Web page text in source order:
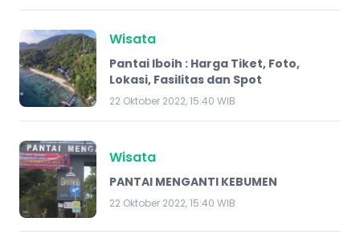
Wisata
​Pantai Iboih : Harga Tiket, Foto,
Lokasi, Fasilitas dan Spot
22 Oktober 2022, 15:40 WIB
Wisata
PANTAI MENGANTI KEBUMEN
22 Oktober 2022, 15:40 WIB